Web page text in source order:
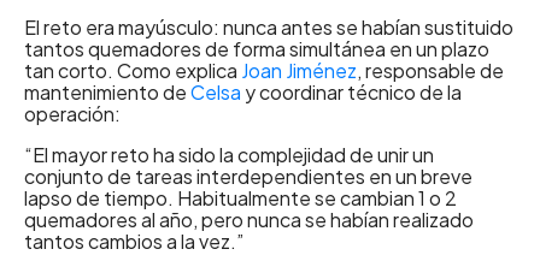
El reto era mayúsculo: nunca antes se habían sustituido
tantos quemadores de forma simultánea en un plazo
tan corto. Como explica Joan Jiménez, responsable de
mantenimiento deCelsa y coordinar técnico de la
operación:
“El mayor reto ha sido la complejidad de unir un
conjunto de tareas interdependientes en un breve
lapso de tiempo. Habitualmente se cambian 1 o 2
quemadores al año, pero nunca se habían realizado
tantos cambios a la vez.”